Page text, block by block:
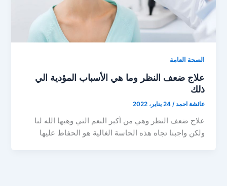
الصحة العامة
علاج ضعف النظر وما هي الأسباب المؤدية الي
ذلك
عائشة احمد/24 يناير، 2022
علاج ضعف النظر وهي من أكبر النعم التي وهبها الله لنا
ولكن واجبنا تجاه هذه الحاسة الغالية هو الحفاظ عليها